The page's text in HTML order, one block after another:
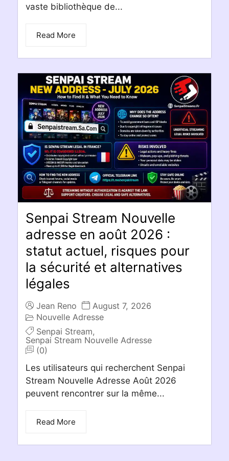
vaste bibliothèque de...
Read More
Senpai Stream Nouvelle
adresse en août 2026 :
statut actuel, risques pour
la sécurité et alternatives
légales
Jean Reno
August 7, 2026
Nouvelle Adresse
Senpai Stream,
Senpai Stream Nouvelle Adresse
(0)
Les utilisateurs qui recherchent Senpai
Stream Nouvelle Adresse Août 2026
peuvent rencontrer sur la même...
Read More